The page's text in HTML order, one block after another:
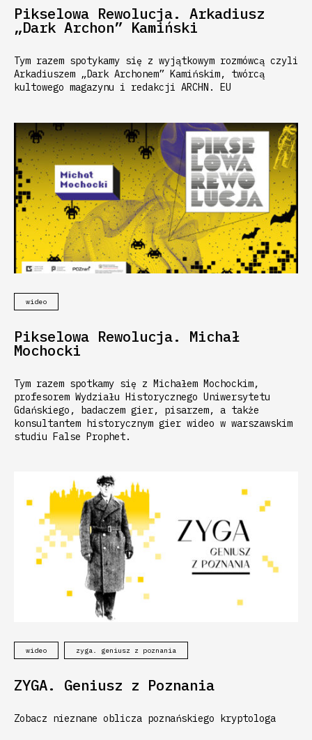
Pikselowa Rewolucja. Arkadiusz
„Dark Archon” Kamiński
Tym razem spotykamy się z wyjątkowym rozmówcą czyli
Arkadiuszem „Dark Archonem” Kamińskim, twórcą
kultowego magazynu i redakcji ARCHN. EU
wideo
Pikselowa Rewolucja. Michał
Mochocki
Tym razem spotkamy się z Michałem Mochockim,
profesorem Wydziału Historycznego Uniwersytetu
Gdańskiego, badaczem gier, pisarzem, a także
konsultantem historycznym gier wideo w warszawskim
studiu False Prophet.
wideo zyga. geniusz z poznania
ZYGA. Geniusz z Poznania
Zobacz nieznane oblicza poznańskiego kryptologa